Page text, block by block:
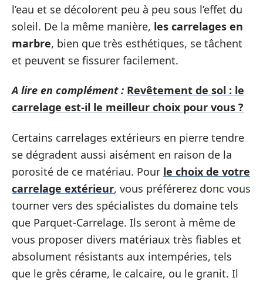
l’eau et se décolorent peu à peu sous l’effet du
soleil. De la même manière, les carrelages en
marbre, bien que très esthétiques, se tâchent
et peuvent se fissurer facilement.
A lire en complément : Revêtement de sol : le
carrelage est-il le meilleur choix pour vous ?
Certains carrelages extérieurs en pierre tendre
se dégradent aussi aisément en raison de la
porosité de ce matériau. Pour le choix de votre
carrelage extérieur, vous préférerez donc vous
tourner vers des spécialistes du domaine tels
que Parquet-Carrelage. Ils seront à même de
vous proposer divers matériaux très fiables et
absolument résistants aux intempéries, tels
que le grès cérame, le calcaire, ou le granit. Il